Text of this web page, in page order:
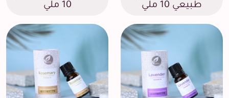
طبيعي 10 ملي
10 ملي